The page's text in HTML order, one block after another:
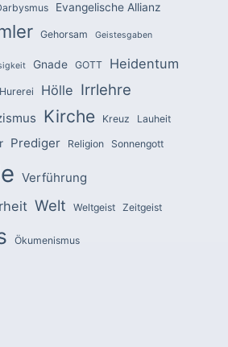
Evangelische Allianz
Gehorsam Geistesgaben
Gnade GOTT Heidentum
Hurerei Hölle Irrlehre
Kirche Kreuz Lauheit
Prediger Religion Sonnengott
Verführung
Welt Weltgeist Zeitgeist
Ökumenismus